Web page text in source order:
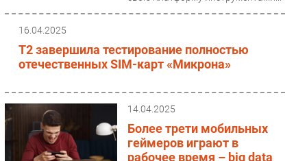
Интервью
Мероприятия
Проекты
IT класс
Тестовый стенд
Каталог компаний
16.04.2025
Т2 завершила тестирование полностью
отечественных SIM-карт «Микрона»
14.04.2025
Более трети мобильных
геймеров играют в
рабочее время – big data